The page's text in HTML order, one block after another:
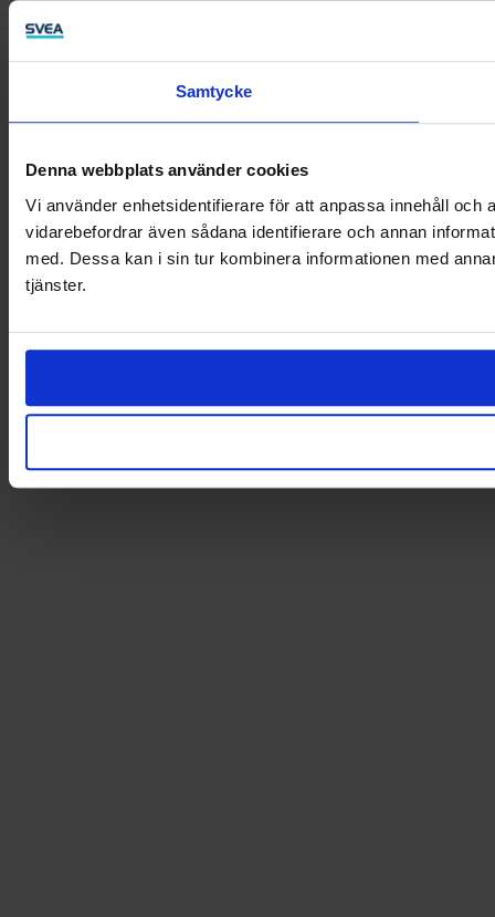
Samtycke
Denna webbplats använder cookies
Vi använder enhetsidentifierare för att anpassa innehåll
vidarebefordrar även sådana identifierare och annan
med. Dessa kan i sin tur kombinera informationen med
tjänster.